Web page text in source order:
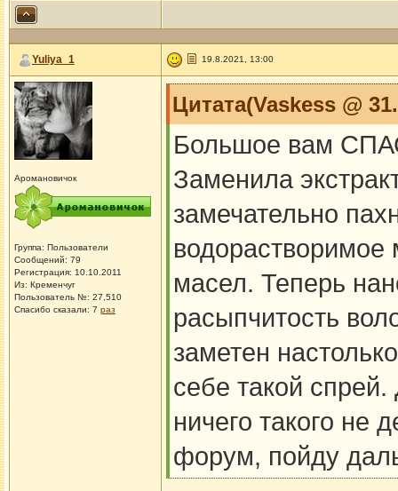
Yuliya_1 19.8.2021, 13:00
Аромановичок
Группа: Пользователи
Сообщений: 79
Регистрация: 10.10.2011
Из: Кременчуг
Пользователь №: 27,510
Спасибо сказали: 7 раз
Цитата(Vaskess @
Большое вам
Заменила
замечательно
масел. Теперь
расыпчитость
заметен
себе такой
ничего такого не
форум, пойду